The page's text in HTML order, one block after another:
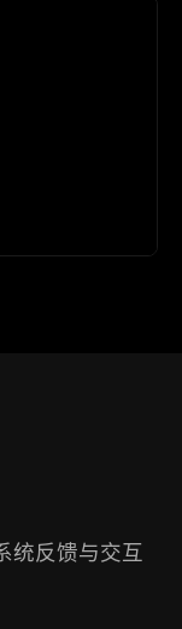
统反馈与交互